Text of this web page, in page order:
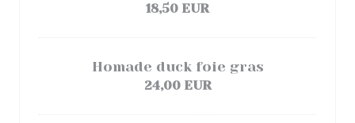
18,50 EUR
Homade duck foie gras
24,00 EUR